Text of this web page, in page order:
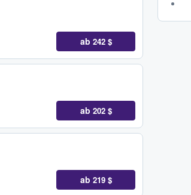
ab 242 $
ab 202 $
ab 219 $